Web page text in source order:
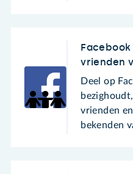
vrienden
Deel op
vrienden
bekenden